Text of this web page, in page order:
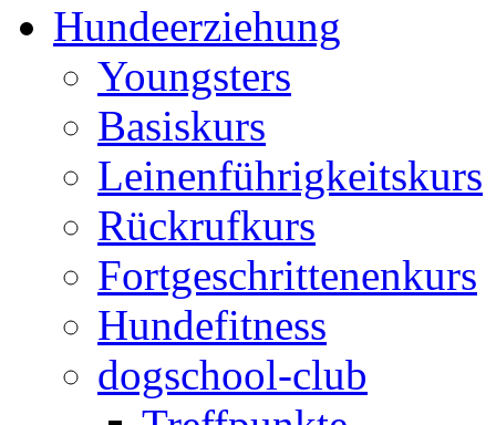
Hundeerziehung
Youngsters
Basiskurs
Leinenführigkeitskurs
Rückrufkurs
Fortgeschrittenenkurs
Hundefitness
dogschool-club